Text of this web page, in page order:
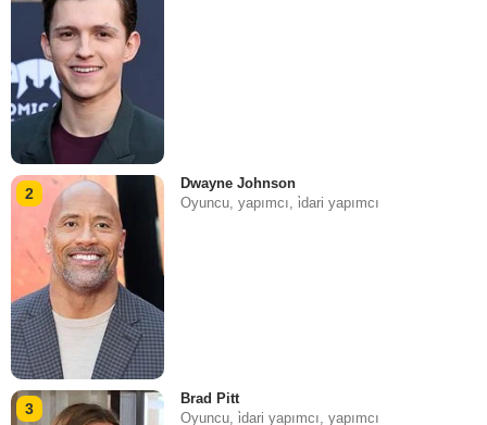
2
Dwayne Johnson
Oyuncu, yapımcı, i̇dari yapımcı
3
Brad Pitt
Oyuncu, i̇dari yapımcı, yapımcı